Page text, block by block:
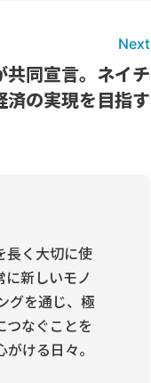
Next
共同宣言。ネイチ
済の実現を目指す
長く大切に使
新しいモノ
グを通じ、極
つなぐことを
ける日々。